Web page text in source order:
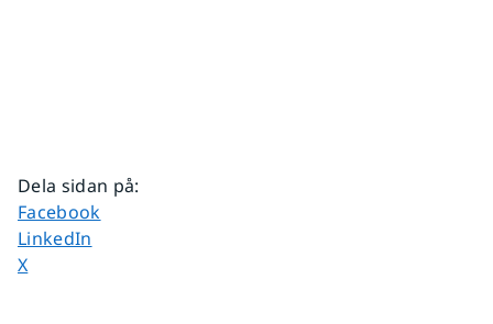
Dela sidan på:
Dela sidan på
Facebook
Dela sidan på
LinkedIn
Dela sidan på
X